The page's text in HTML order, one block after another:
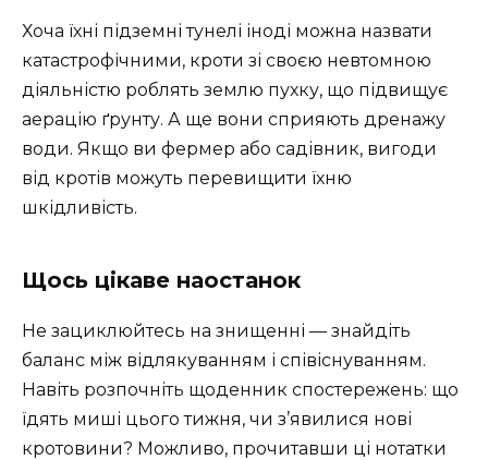
Хоча їхні підземні тунелі іноді можна назвати
катастрофічними, кроти зі своєю невтомною
діяльністю роблять землю пухку, що підвищує
аерацію ґрунту. А ще вони сприяють дренажу
води. Якщо ви фермер або садівник, вигоди
від кротів можуть перевищити їхню
шкідливість.
Щось цікаве наостанок
Не зациклюйтесь на знищенні — знайдіть
баланс між відлякуванням і співіснуванням.
Навіть розпочніть щоденник спостережень: що
їдять миші цього тижня, чи з’явилися нові
кротовини? Можливо, прочитавши ці нотатки